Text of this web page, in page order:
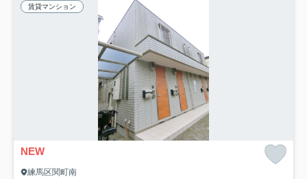
賃貸マンション
NEW
練馬区関町南